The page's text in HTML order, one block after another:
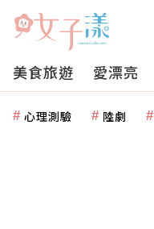
美食旅遊 愛漂亮
心理測驗 陸劇